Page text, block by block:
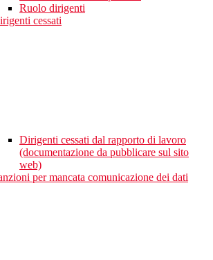
Ruolo dirigenti
cessati
Dirigenti cessati dal rapporto di lavoro
(documentazione da pubblicare sul sito
web)
per mancata comunicazione dei dati